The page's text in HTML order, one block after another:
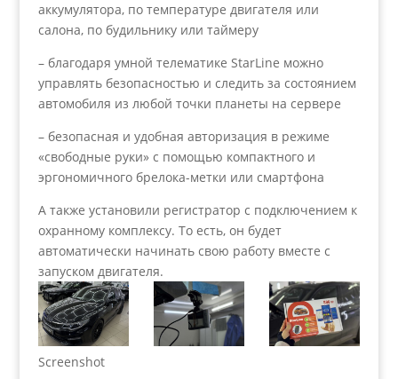
аккумулятора, по температуре двигателя или
салона, по будильнику или таймеру
– благодаря умной телематике StarLine можно
управлять безопасностью и следить за состоянием
автомобиля из любой точки планеты на сервере
– безопасная и удобная авторизация в режиме
«свободные руки» с помощью компактного и
эргономичного брелока-метки или смартфона
А также установили регистратор с подключением к
охранному комплексу. То есть, он будет
автоматически начинать свою работу вместе с
запуском двигателя.
Screenshot